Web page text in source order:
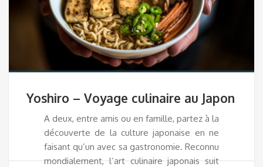
Yoshiro – Voyage culinaire au Japon
A deux, entre amis ou en famille, partez à la
découverte de la culture japonaise en ne
faisant qu’un avec sa gastronomie. Reconnu
mondialement, l’art culinaire japonais suit